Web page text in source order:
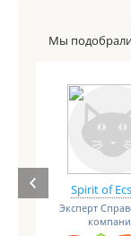
Мы подобрали
Spirit of
Эксперт